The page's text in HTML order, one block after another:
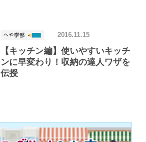
【キッチン編】使いやすいキッチ
ンに早変わり！収納の達人ワザを
伝授
2016.11.15